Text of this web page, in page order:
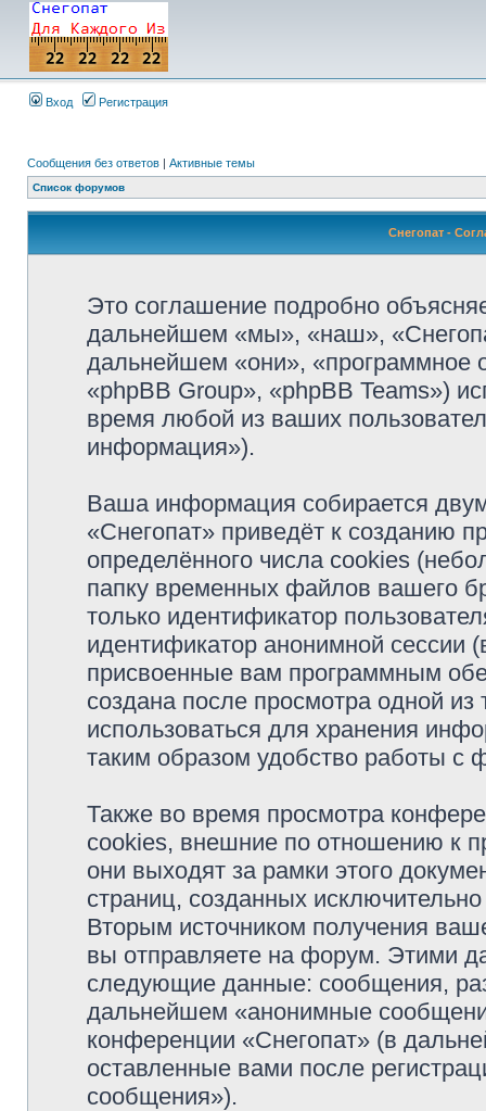
Вход Регистрация
Сообщения без ответов | Активные темы
Список форумов
Снегопат -
Это соглашение подробно
дальнейшем «мы», «наш»,
дальнейшем «они», «программное
«phpBB Group», «phpBB Teams»)
время любой из ваших
информация»).
Ваша информация собирается
«Снегопат» приведёт к созданию
определённого числа cookies
папку временных файлов вашего
только идентификатор
идентификатор анонимной сессии
присвоенные вам программным
создана после просмотра одной
использоваться для хранения
таким образом удобство работы с
Также во время просмотра
cookies, внешние по отношению к
они выходят за рамки этого
страниц, созданных
Вторым источником получения
вы отправляете на форум. Этими
следующие данные: сообщения,
дальнейшем «анонимные
конференции «Снегопат» (в
оставленные вами после
сообщения»).